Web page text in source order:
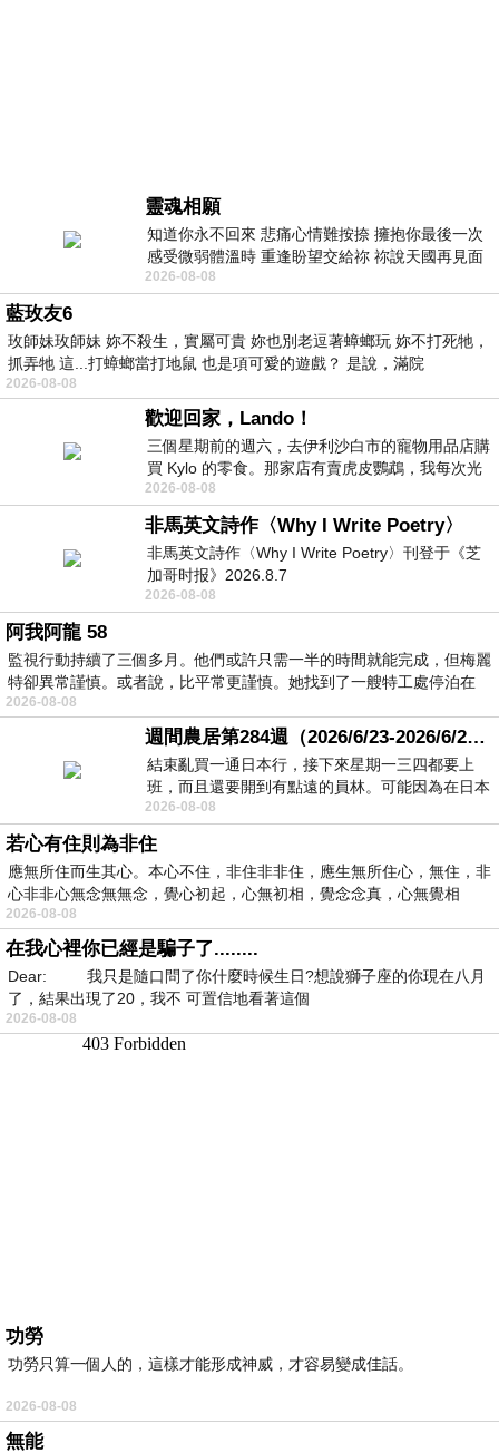
靈魂相願
知道你永不回來 悲痛心情難按捺 擁抱你最後一次
感受微弱體溫時 重逢盼望交給祢 祢說天國再見面
此刻忍淚說別離 他日靈魂再
2026-08-08
藍玫友6
玫師妹玫師妹 妳不殺生，實屬可貴 妳也別老逗著蟑螂玩 妳不打死牠，
抓弄牠 這...打蟑螂當打地鼠 也是項可愛的遊戲？ 是說，滿院
2026-08-08
歡迎回家，Lando！
三個星期前的週六，去伊利沙白市的寵物用品店購
買 Kylo 的零食。那家店有賣虎皮鸚鵡，我每次光
顧都會去看一下。他們偶爾會引進 C
2026-08-08
非馬英文詩作〈Why I Write Poetry〉
非馬英文詩作〈Why I Write Poetry〉刊登于《芝
加哥时报》2026.8.7
2026-08-08
阿我阿龍 58
監視行動持續了三個多月。他們或許只需一半的時間就能完成，但梅麗
特卻異常謹慎。或者說，比平常更謹慎。她找到了一艘特工處停泊在
2026-08-08
週間農居第284週（2026/6/23-2026/6/24) 夏至 金黃稻浪洋溢豐收喜悅
結束亂買一通日本行，接下來星期一三四都要上
班，而且還要開到有點遠的員林。可能因為在日本
花不少錢，星期一出門上班時，心裡沒有一
2026-08-08
若心有住則為非住
應無所住而生其心。本心不住，非住非非住，應生無所住心，無住，非
心非非心無念無無念，覺心初起，心無初相，覺念念真，心無覺相
2026-08-08
在我心裡你已經是騙子了........
Dear: 我只是隨口問了你什麼時候生日?想說獅子座的你現在八月
了，結果出現了20，我不 可置信地看著這個
2026-08-08
功勞
功勞只算一個人的，這樣才能形成神威，才容易變成佳話。
2026-08-08
無能